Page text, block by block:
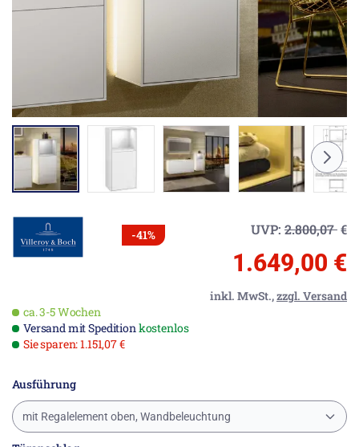
-41% UVP: 2.800,07€
1.649,00 €
inkl. MwSt.,zzgl. Versand
ca. 3-5 Wochen
Versand mit Speditionkostenlos
Sie sparen: 1.151,07 €
Ausführung
mit Regalelement oben, Wandbeleuchtung